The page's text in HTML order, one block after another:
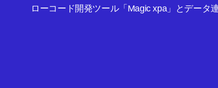
ローコード開発ツール「Magic xpa」とデータ